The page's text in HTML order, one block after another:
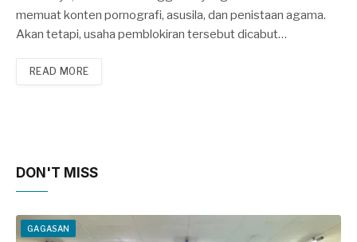
memuat konten pornografi, asusila, dan penistaan agama.
Akan tetapi, usaha pemblokiran tersebut dicabut…
READ MORE
DON'T MISS
GAGASAN